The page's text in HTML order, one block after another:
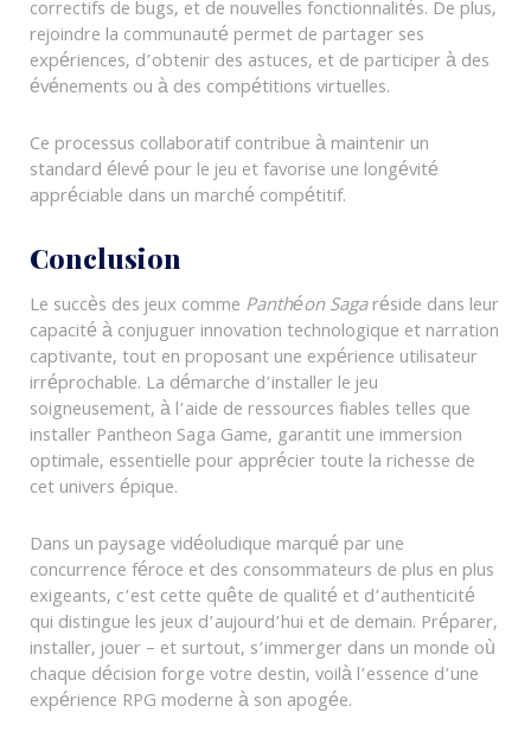
correctifs de bugs, et de nouvelles fonctionnalités. De plus,
rejoindre la communauté permet de partager ses
expériences, d’obtenir des astuces, et de participer à des
événements ou à des compétitions virtuelles.
Ce processus collaboratif contribue à maintenir un
standard élevé pour le jeu et favorise une longévité
appréciable dans un marché compétitif.
Conclusion
Le succès des jeux comme Panthéon Sagaréside dans leur
capacité à conjuguer innovation technologique et narration
captivante, tout en proposant une expérience utilisateur
irréprochable. La démarche d’installer le jeu
soigneusement, à l’aide de ressources fiables telles que
installer Pantheon Saga Game, garantit une immersion
optimale, essentielle pour apprécier toute la richesse de
cet univers épique.
Dans un paysage vidéoludique marqué par une
concurrence féroce et des consommateurs de plus en plus
exigeants, c’est cette quête de qualité et d’authenticité
qui distingue les jeux d’aujourd’hui et de demain. Préparer,
installer, jouer – et surtout, s’immerger dans un monde où
chaque décision forge votre destin, voilà l’essence d’une
expérience RPG moderne à son apogée.